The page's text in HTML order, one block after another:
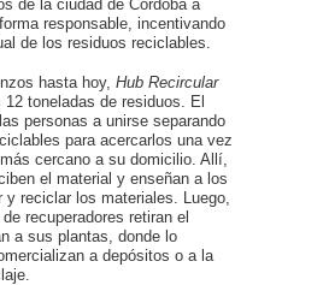
de la ciudad de Córdoba a
responsable, incentivando
de los residuos reciclables.
hasta hoy, Hub Recircular
12 toneladas de residuos. El
personas a unirse separando
para acercarlos una vez
cercano a su domicilio. Allí,
el material y enseñan a los
y reciclar los materiales. Luego,
recuperadores retiran el
a sus plantas, donde lo
a depósitos o a la